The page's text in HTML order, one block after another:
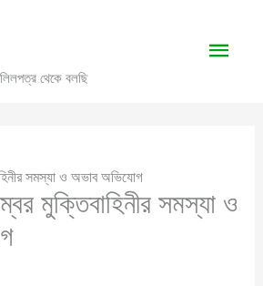
থেকে বলছি
Main
সমস্যা ও অভাব অভিযোগ
মুক্তিবাহিনীর সমস্যা ও